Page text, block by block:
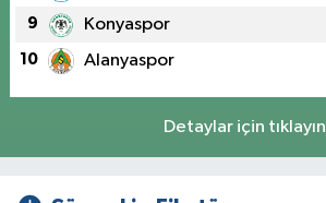
9 Konyaspor
10 Alanyaspor
Detaylar için tıklayın